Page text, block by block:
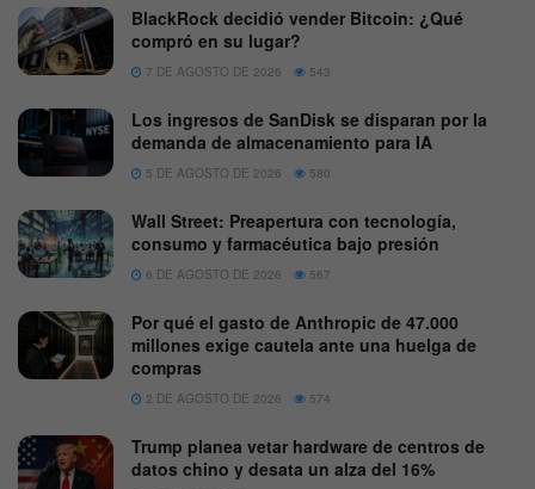
BlackRock decidió vender Bitcoin: ¿Qué
compró en su lugar?
7 DE AGOSTO DE 2026 543
Los ingresos de SanDisk se disparan por la
demanda de almacenamiento para IA
5 DE AGOSTO DE 2026 580
Wall Street: Preapertura con tecnología,
consumo y farmacéutica bajo presión
6 DE AGOSTO DE 2026 567
Por qué el gasto de Anthropic de 47.000
millones exige cautela ante una huelga de
compras
2 DE AGOSTO DE 2026 574
Trump planea vetar hardware de centros de
datos chino y desata un alza del 16%